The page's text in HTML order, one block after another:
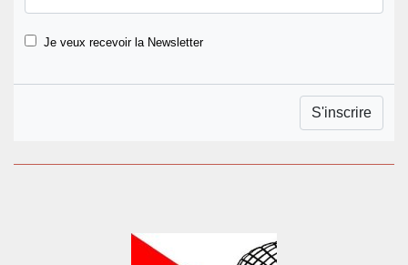
Je veux recevoir la Newsletter